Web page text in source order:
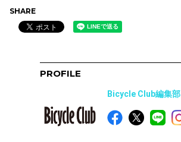
SHARE
PROFILE
Bicycle Club編集部